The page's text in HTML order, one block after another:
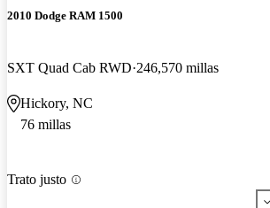
2010 Dodge RAM 1500
SXT Quad Cab RWD 246,570 millas
Hickory, NC
76 millas
Trato justo